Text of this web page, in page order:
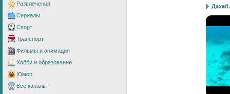
Развлечения
Сериалы
Спорт
Транспорт
Фильмы и анимация
Хобби и образование
Юмор
Все каналы